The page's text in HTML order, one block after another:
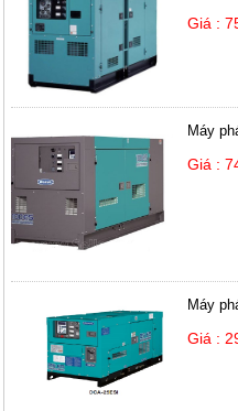
Giá :
Máy
Giá :
Máy
Giá :